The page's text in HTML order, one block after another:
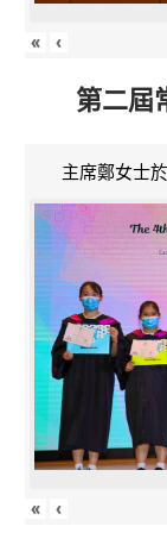
« ‹
第二
主席鄭女士
« ‹